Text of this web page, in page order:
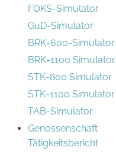
FOKS-Simulator
GuD-Simulator
BRK-600-Simulator
BRK-1100 Simulator
STK-800 Simulator
STK-1100 Simulator
TAB-Simulator
Genossenschaft
Tätigkeitsbericht